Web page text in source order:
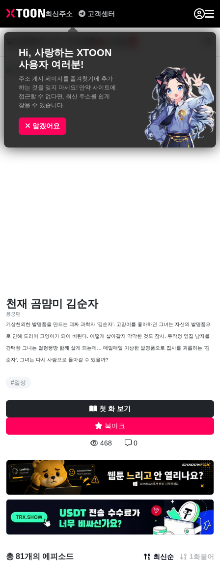
최신주소
Hi, 사랑하는 XTOON
사용자 여러분!
주소 게시 페이지를 즐겨찾기에 추가
하는 것을 잊지 마세요! 만약 사이트에
접근할 수 없다면, 최신 주소를 쉽게
찾을 수 있습니다.
알겠어요
고객센터
천재 곰먐미 김순자
응쿵댄
기상천외한 발명품을 만드는 괴짜 과학자 ‘김순자’. 고양이를 좋아하던 그녀는 자신의 발명품으
로 인해 도리어 고양이가 되어 버린다. 어떻게 살아갈지 막막한 것도 잠시, 무작정 옆집 남자를
간택한 그녀는 얼렁뚱땅 함께 살게 되는데… 매일매일 이상한 발명품으로 집사를 괴롭히는 ‘김
순자’, 그녀는 다시 사람으로 돌아갈 수 있을까?
#일상
첫 화 보기
북마크
468 0
총 81개의 에피소드 최신순 1화붙어